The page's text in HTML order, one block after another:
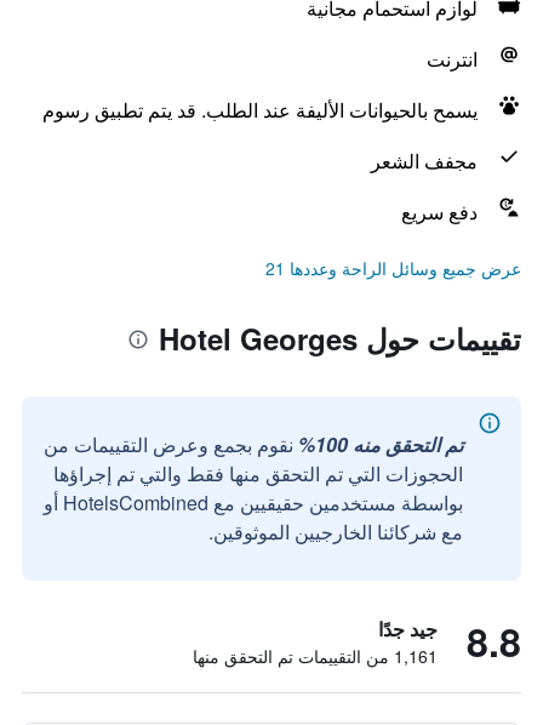
لوازم استحمام مجانية
انترنت
يسمح بالحيوانات الأليفة عند الطلب. قد يتم تطبيق رسوم
مجفف الشعر
دفع سريع
عرض جميع وسائل الراحة وعددها 21
تقييمات حول Hotel Georges
تم التحقق منه 100%
نقوم بجمع وعرض التقييمات من
الحجوزات التي تم التحقق منها فقط والتي تم إجراؤها
بواسطة مستخدمين حقيقيين مع HotelsCombined أو
مع شركائنا الخارجيين الموثوقين.
8.8 جيد جدًا
1,161 من التقييمات تم التحقق منها